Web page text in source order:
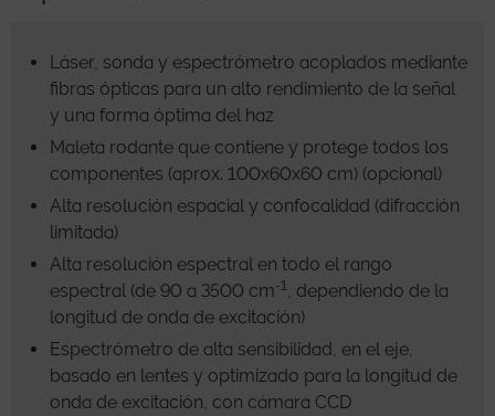
Láser, sonda y espectrómetro acoplados mediante
fibras ópticas para un alto rendimiento de la señal
y una forma óptima del haz
Maleta rodante que contiene y protege todos los
componentes (aprox. 100x60x60 cm) (opcional)
Alta resolución espacial y confocalidad (difracción
limitada)
Alta resolución espectral en todo el rango
espectral (de 90 a 3500 cm-1
, dependiendo de la
longitud de onda de excitación)
Espectrómetro de alta sensibilidad, en el eje,
basado en lentes y optimizado para la longitud de
onda de excitación, con cámara CCD